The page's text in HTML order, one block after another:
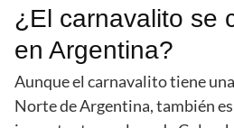
¿El carnavalito se
en Argentina?
Aunque el carnavalito tiene
Norte de Argentina, también